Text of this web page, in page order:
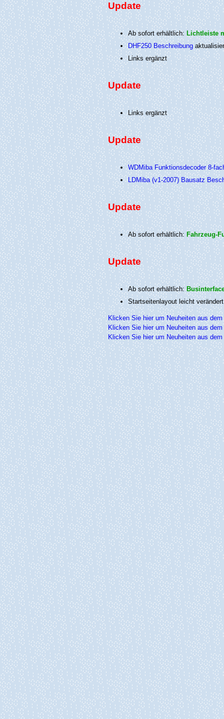
Update
Ab sofort erhältlich: Lichtleiste
DHF250 Beschreibung
Links ergänzt
Update
Links ergänzt
Update
WDMiba Funktionsdecoder 8-
LDMiba (v1-2007) Bausatz
Update
Ab sofort erhältlich: Fahrzeug-
Update
Ab sofort erhältlich:
Startseitenlayout leicht verändert
Klicken Sie hier um Neuheiten aus
Klicken Sie hier um Neuheiten aus
Klicken Sie hier um Neuheiten aus